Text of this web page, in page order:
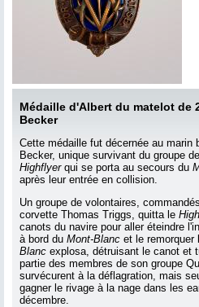
Médaille d'Albert du matelot de
Becker
Cette médaille fut décernée au marin
Becker, unique survivant du groupe
Highflyerqui se porta au secours du
après leur entrée en collision.
Un groupe de volontaires,
corvette Thomas Triggs, quitta le
canots du navire pour aller éteindre
à bord du Mont-Blanc et le
Blanc explosa, détruisant le canot et
partie des membres de son groupe
survécurent à la déflagration, mais
gagner le rivage à la nage dans les
décembre.